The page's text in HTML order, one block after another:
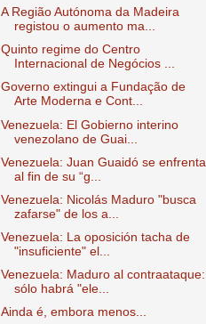
A Região Autónoma da Madeira
registou o aumento ma...
Quinto regime do Centro
Internacional de Negócios ...
Governo extingui a Fundação de
Arte Moderna e Cont...
Venezuela: El Gobierno interino
venezolano de Guai...
Venezuela: Juan Guaidó se enfrenta
al fin de su “g...
Venezuela: Nicolás Maduro "busca
zafarse" de los a...
Venezuela: La oposición tacha de
"insuficiente" el...
Venezuela: Maduro al contraataque:
sólo habrá "ele...
Ainda é, embora menos...